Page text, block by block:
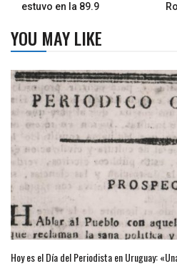
estuvo en la 89.9
YOU MAY LIKE
Hoy es el Día del Periodista en Uruguay: